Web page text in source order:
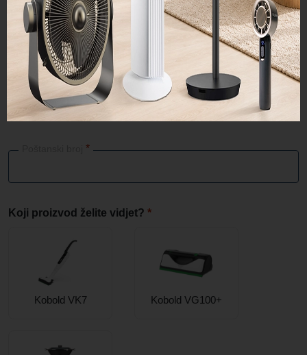
Adresa *
Mjesto *
*
Koji proizvod želite vidjet? *
Kobold VK7 Kobold VG100+